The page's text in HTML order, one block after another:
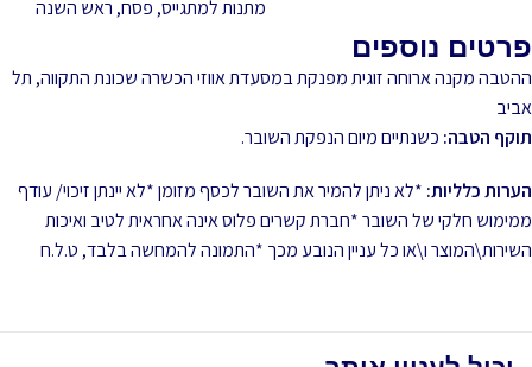
מתנות למתגייס, פסח, ראש השנה
פרטים נוספים
ההטבה מקנה ארוחה זוגית מפנקת במסעדת אווזי הכשרה שכונת התקווה, תל
אביב
תוקף הטבה: כשנתיים מיום הנפקת השובר.
הערות כלליות: *לא ניתן להמיר את השובר לכסף מזומן *לא יינתן זיכוי/ עודף
ממימוש חלקי של השובר *חברת קשרים פלוס אינה אחראית לטיב ואיכות
השירות\המוצר ו\או כל עניין הנובע מכך *התמונה להמחשה בלבד, ט.ל.ח